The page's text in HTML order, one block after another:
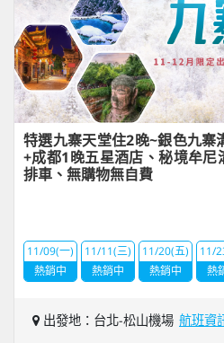
特選九寨天堂住2晚~銀色九寨
+成都1晚五星酒店、秘境牟
排車、無購物無自費
11/09(一)
熱銷中
11/11(三)
熱銷中
11/20(五)
熱銷中
11/
熱
出發地：台北-松山機場 航班資